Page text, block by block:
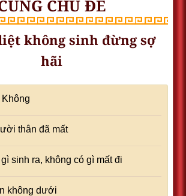
CHỦ ĐỀ
không sinh đừng sợ
hãi
thân đã mất
sinh ra, không có gì mất đi
không dưới